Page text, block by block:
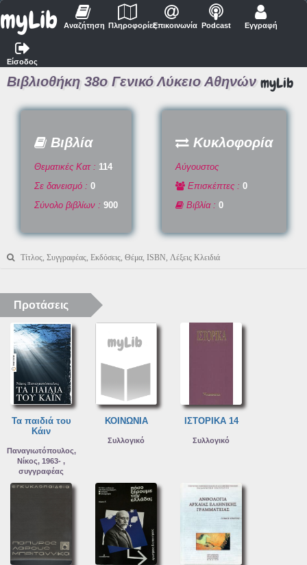
myLib Αναζήτηση ΠληροφορίεςΕπικοινωνία Podcast Εγγραφή
Είσοδος
myLib
Βιβλιοθήκη 38ο Γενικό Λύκειο Αθηνών
Βιβλία
Θεματικές Κατ : 114
Σε δανεισμό : 0
Σύνολο βιβλίων : 900
Κυκλοφορία
Αύγουστος
Επισκέπτες : 0
Βιβλία : 0
Προτάσεις
Τα παιδιά του
Κάιν
Παναγιωτόπουλος,
Νίκος, 1963- ,
συγγραφέας
ΚΟΙΝΩΝΙΑ
Συλλογικό
ΙΣΤΟΡΙΚΑ 14
Συλλογικό